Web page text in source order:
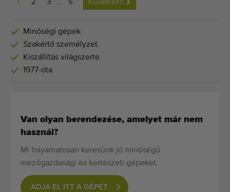
1 2 3 ... 5 Következő
Minőségi gépek
Szakértő személyzet
Kiszállítás világszerte
1977-óta
Van olyan berendezése, amelyet már nem
használ?
Mi folyamatosan keresünk jó minőségű
mezőgazdasági és kertészeti gépeket.
ADJA EL ITT A GÉPÉT